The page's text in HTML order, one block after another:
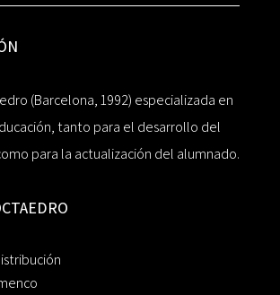
(Barcelona, 1992) especializada en
tanto para el desarrollo del
para la actualización del alumnado.